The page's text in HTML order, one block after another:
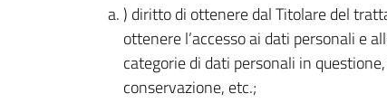
) diritto di ottenere dal Titolare del
ottenere l’accesso ai dati personali e
categorie di dati personali in
conservazione, etc.;